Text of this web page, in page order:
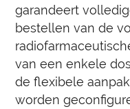
garandeert
bestellen van de
van een enkele
de flexibele
worden